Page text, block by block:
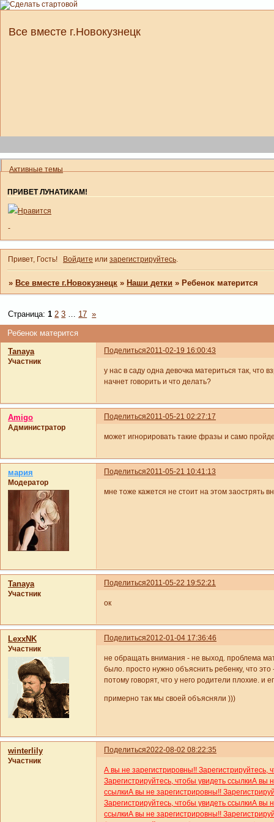
Все вместе г.Новокузнецк
Активные темы
ПРИВЕТ ЛУНАТИКАМ!
Нравится
-
Привет, Гость! Войдите или зарегистрируйтесь.
»Все вместе г.Новокузнецк »Наши детки »Ребенок матерится
Ребенок матерится
Страница:1 2 3 … 17 »
Поделиться2011-02-19 16:00:43
Tanaya
Участник
у нас в саду одна девочка материться так, что
начнет говорить и что делать?
Поделиться2011-05-21 02:27:17
Amigo
Администратор
может игнорировать такие фразы и само
Поделиться2011-05-21 10:41:13
мария
Модератор
мне тоже кажется не стоит на этом заострять
Поделиться2011-05-22 19:52:21
Tanaya
Участник
ок
Поделиться2012-01-04 17:36:46
LexxNK
Участник
не обращать внимания - не выход. проблема
было. просто нужно объяснить ребенку, что
потому говорят, что у него родители плохие. и
примерно так мы своей объясняли )))
Поделиться2022-08-02 08:22:35
winterlily
Участник
А вы не зарегистрировны!! Зарегистрируйтесь,
Зарегистрируйтесь, чтобы увидеть ссылкиА вы
ссылкиА вы не зарегистрировны!!
Зарегистрируйтесь, чтобы увидеть ссылкиА вы
ссылкиА вы не зарегистрировны!!